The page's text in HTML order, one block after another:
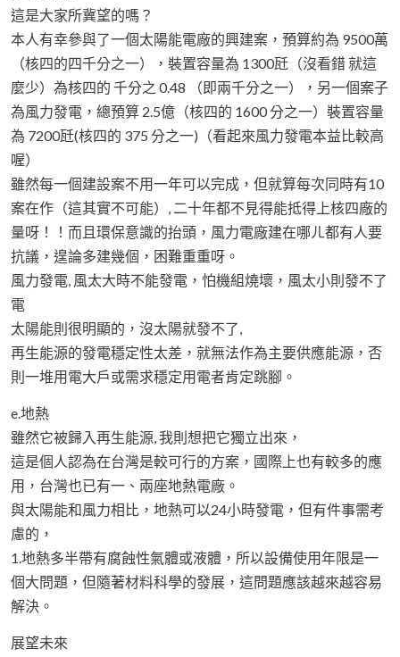
這是大家所冀望的嗎？
本人有幸參與了一個太陽能電廠的興建案，預算約為 9500萬
（核四的四千分之一），裝置容量為 1300瓩（沒看錯 就這
麼少）為核四的 千分之 0.48 （即兩千分之一），另一個案子
為風力發電，總預算 2.5億（核四的 1600 分之一）裝置容量
為 7200瓩(核四的 375 分之一)（看起來風力發電本益比較高
喔）
雖然每一個建設案不用一年可以完成，但就算每次同時有10
案在作（這其實不可能）, 二十年都不見得能抵得上核四廠的
量呀！！而且環保意識的抬頭，風力電廠建在哪ㄦ都有人要
抗議，遑論多建幾個，困難重重呀。
風力發電, 風太大時不能發電，怕機組燒壞，風太小則發不了
電
太陽能則很明顯的，沒太陽就發不了,
再生能源的發電穩定性太差，就無法作為主要供應能源，否
則一堆用電大戶或需求穩定用電者肯定跳腳。
e.地熱
雖然它被歸入再生能源, 我則想把它獨立出來，
這是個人認為在台灣是較可行的方案，國際上也有較多的應
用，台灣也已有一、兩座地熱電廠。
與太陽能和風力相比，地熱可以24小時發電，但有件事需考
慮的，
1.地熱多半帶有腐蝕性氣體或液體，所以設備使用年限是一
個大問題，但隨著材料科學的發展，這問題應該越來越容易
解決。
展望未來